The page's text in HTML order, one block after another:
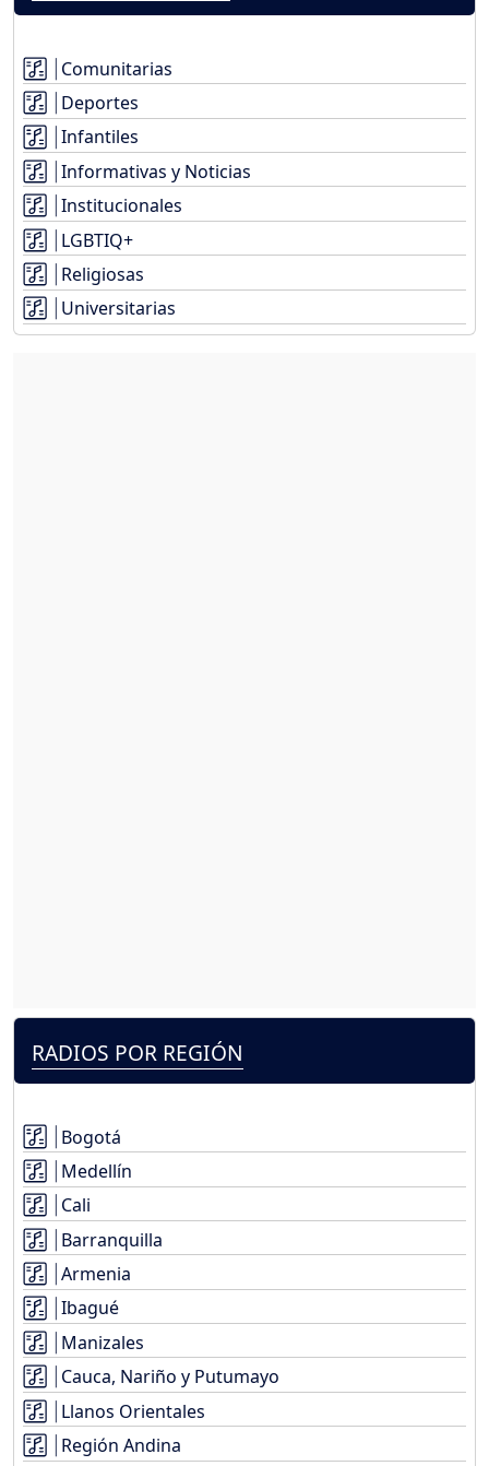
Comunitarias
Deportes
Infantiles
Informativas y Noticias
Institucionales
LGBTIQ+
Religiosas
Universitarias
RADIOS POR REGIÓN
Bogotá
Medellín
Cali
Barranquilla
Armenia
Ibagué
Manizales
Cauca, Nariño y Putumayo
Llanos Orientales
Región Andina